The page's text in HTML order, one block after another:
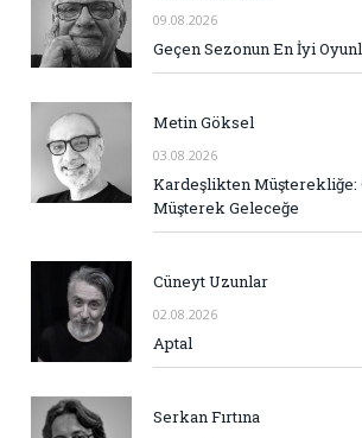
09.08.2026
Geçen Sezonun En İyi
Metin Göksel
03.08.2026
Kardeşlikten Müşterekliğe:
Müşterek Geleceğe
Cüneyt Uzunlar
02.08.2026
Aptal
Serkan Fırtına